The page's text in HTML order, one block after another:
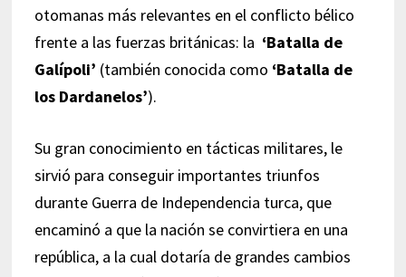
otomanas más relevantes en el conflicto bélico
frente a las fuerzas británicas: la ‘Batalla de
Galípoli’ (también conocida como ‘Batalla de
los Dardanelos’).
Su gran conocimiento en tácticas militares, le
sirvió para conseguir importantes triunfos
durante Guerra de Independencia turca, que
encaminó a que la nación se convirtiera en una
república, a la cual dotaría de grandes cambios